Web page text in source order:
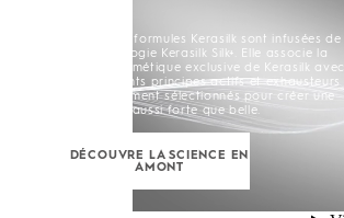
Toutes les formules Kerasilk sont infusées de
la Technologie Kerasilk Silk+. Elle associe la
Soie Biomimétique exclusive de Kerasilk avec
de puissants principes actifs et exhausteurs
soigneusement sélectionnés pour créer une
chevelure aussi forte que belle.
DÉCOUVRE LA SCIENCE EN
AMONT